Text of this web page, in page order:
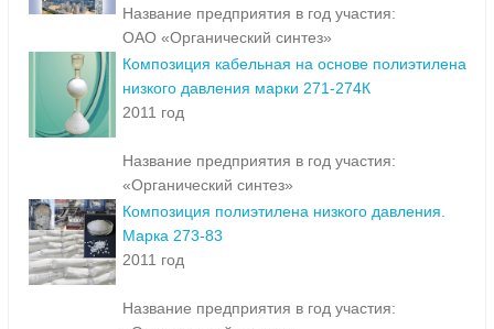
Название предприятия в год участия:
ОАО «Органический синтез»
Композиция кабельная на основе полиэтилена
низкого давления марки 271-274К
2011 год
Название предприятия в год участия:
«Органический синтез»
Композиция полиэтилена низкого давления.
Марка 273-83
2011 год
Название предприятия в год участия: